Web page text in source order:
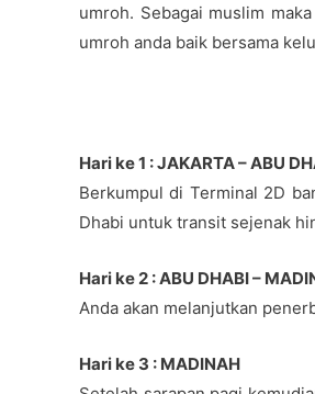
umroh. Sebagai muslim
umroh anda baik bersama
Hari ke 1 : JAKARTA – ABU
Berkumpul di Terminal 2D
Dhabi untuk transit sejenak
Hari ke 2 : ABU DHABI –
Anda akan melanjutkan
Hari ke 3 : MADINAH